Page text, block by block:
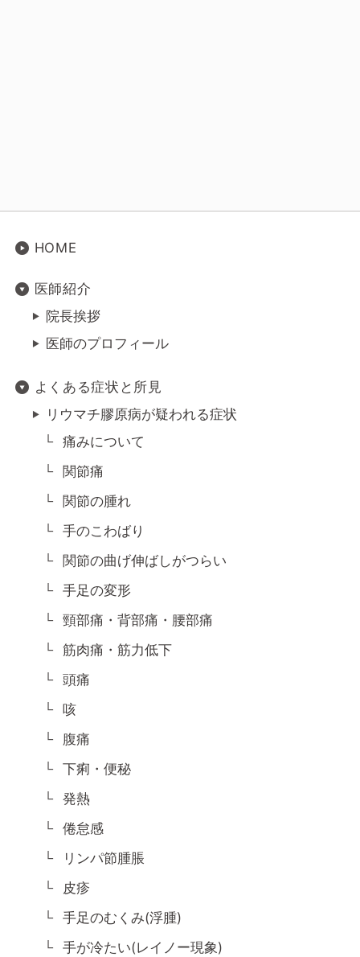
HOME
医師紹介
院長挨拶
医師のプロフィール
よくある症状と所見
リウマチ膠原病が疑われる症状
痛みについて
関節痛
関節の腫れ
手のこわばり
関節の曲げ伸ばしがつらい
手足の変形
頸部痛・背部痛・腰部痛
筋肉痛・筋力低下
頭痛
咳
腹痛
下痢・便秘
発熱
倦怠感
リンパ節腫脹
皮疹
手足のむくみ(浮腫)
手が冷たい(レイノー現象)